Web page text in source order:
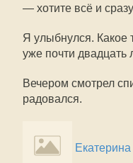
— хотите всё и
Я улыбнулся. Какое
уже почти двадцать
Вечером смотрел
радовался.